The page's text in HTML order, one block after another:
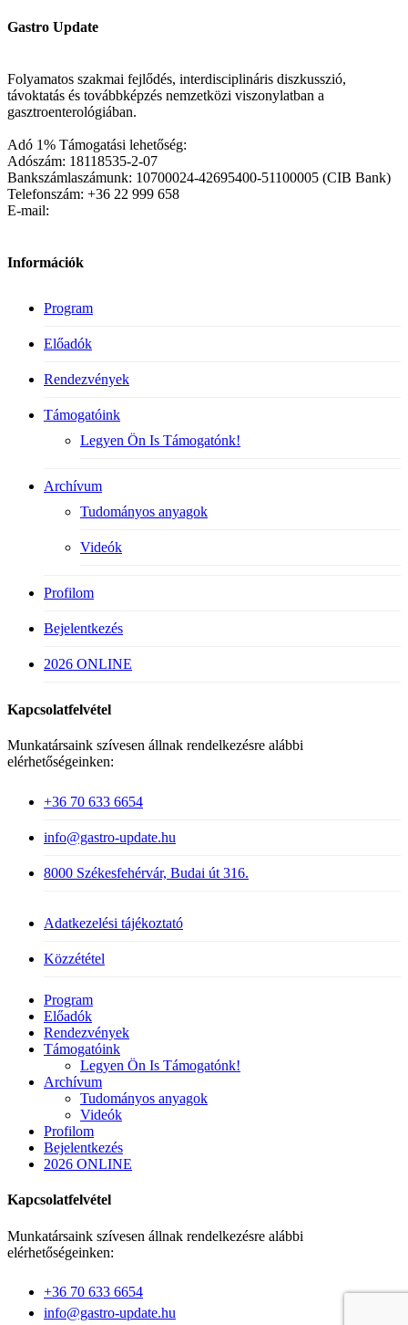
Gastro Update
Folyamatos szakmai fejlődés, interdisciplináris diszkusszió,
távoktatás és továbbképzés nemzetközi viszonylatban a
gasztroenterológiában.
Adó 1% Támogatási lehetőség:
Adószám: 18118535-2-07
Bankszámlaszámunk: 10700024-42695400-51100005 (CIB Bank)
Telefonszám: +36 22 999 658
E-mail:
Információk
Program
Előadók
Rendezvények
Támogatóink
Legyen Ön Is Támogatónk!
Archívum
Tudományos anyagok
Videók
Profilom
Bejelentkezés
2026 ONLINE
Kapcsolatfelvétel
Munkatársaink szívesen állnak rendelkezésre alábbi
elérhetőségeinken:
+36 70 633 6654
info@gastro-update.hu
8000 Székesfehérvár, Budai út 316.
Adatkezelési tájékoztató
Közzététel
Close
Menu
Program
Előadók
Rendezvények
Támogatóink
Legyen Ön Is Támogatónk!
Archívum
Tudományos anyagok
Videók
Profilom
Bejelentkezés
2026 ONLINE
Kapcsolatfelvétel
Munkatársaink szívesen állnak rendelkezésre alábbi
elérhetőségeinken:
+36 70 633 6654
info@gastro-update.hu